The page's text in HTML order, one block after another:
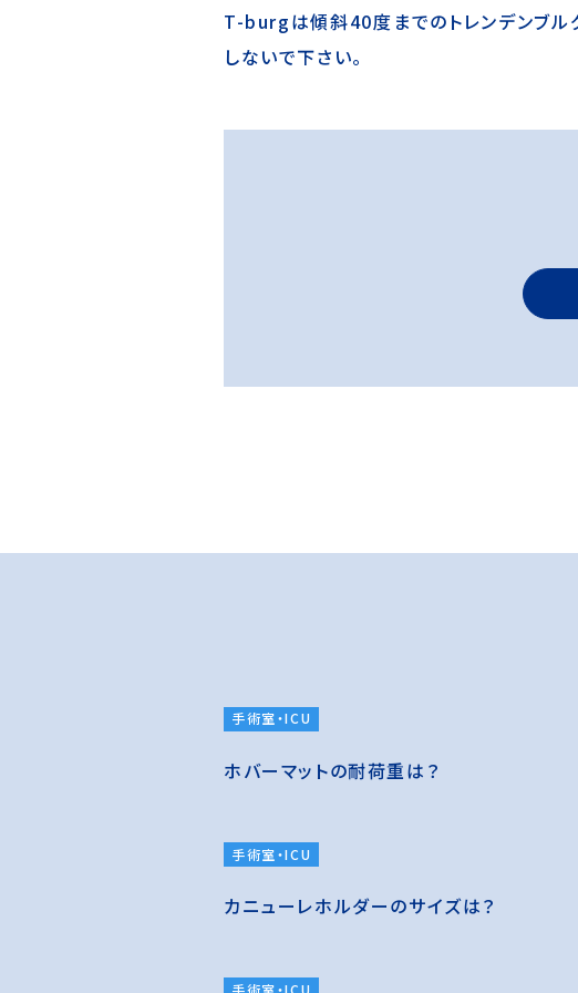
T-burgは傾斜40度までのトレンデンブル
しないで下さい。
手術室・ICU
ホバーマットの耐荷重は？
手術室・ICU
カニューレホルダーのサイズは？
手術室・ICU